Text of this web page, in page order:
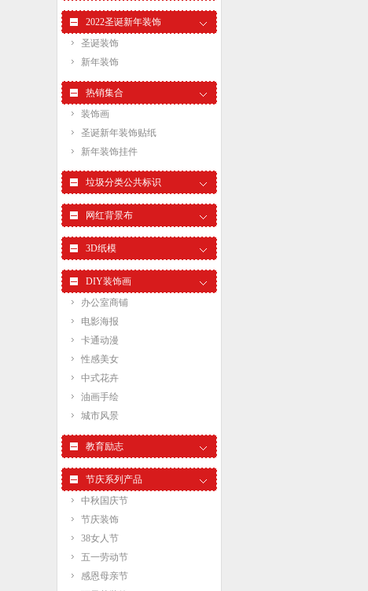
2022圣诞新年装饰
圣诞装饰
新年装饰
热销集合
装饰画
圣诞新年装饰贴纸
新年装饰挂件
垃圾分类公共标识
网红背景布
3D纸模
DIY装饰画
办公室商铺
电影海报
卡通动漫
性感美女
中式花卉
油画手绘
城市风景
教育励志
节庆系列产品
中秋国庆节
节庆装饰
38女人节
五一劳动节
感恩母亲节